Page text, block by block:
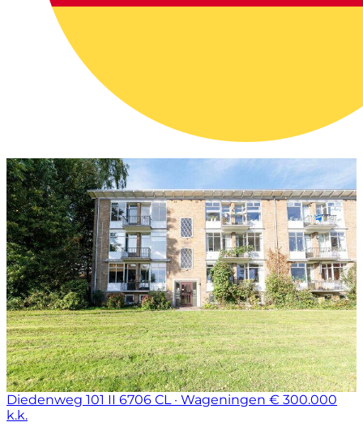
Diedenweg 101 II 6706 CL · Wageningen € 300.000
k.k.